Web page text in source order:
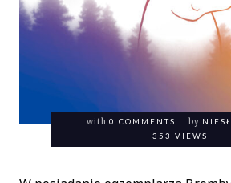
with 0 COMMENTS by
353 VIEWS